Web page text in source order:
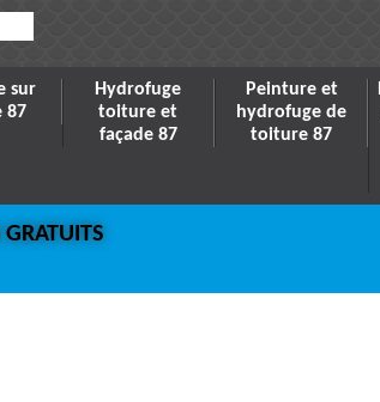
sur
87
Hydrofuge
toiture et
façade 87
Peinture et
hydrofuge de
toiture 87